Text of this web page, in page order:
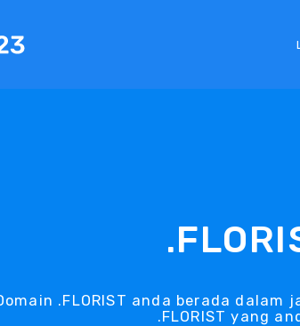
.FLORIST anda berada
.FLORIST yang